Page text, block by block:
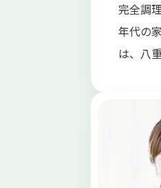
完全調
年代の
は、八